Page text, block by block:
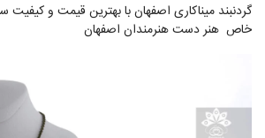
گردنبند میناکاری اصفهان با بهترین قیمت و کیفیت
خاص هنر دست هنرمندان اصفهان